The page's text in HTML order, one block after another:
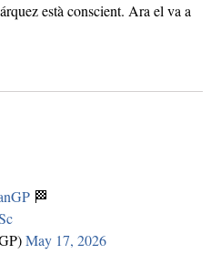
està conscient. Ara el va a
🏁
May 17, 2026